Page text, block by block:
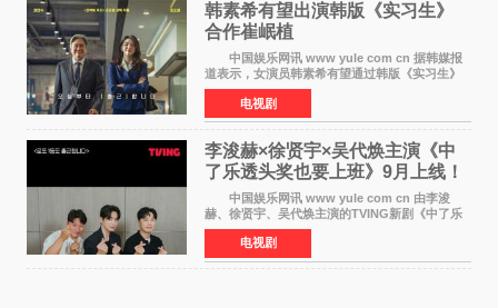
韩素希有望出演韩版《实习生》
合作崔岷植
中国娱乐网讯 www yule com cn 据韩媒报
道表示，女演员韩素希有望通过韩版《实习生》
回归荧幕，合作前辈演员崔岷植。 根据消息
表示，演员韩素希目前已经结束了电视剧《Y计
划》的拍摄工
电视剧
李浚赫×徐贤宇×吴代焕主演《中
了乐透头奖也要上班》9月上线！
TVING先网后台
中国娱乐网讯 www yule com cn 由李浚
赫、徐贤宇、吴代焕主演的TVING新剧《中了乐
透头奖也要上班》定档9月10日播出，随后于9月
14日起登陆tvN月火档，实现先网后台双平台播出
模式。 本剧改
电视剧